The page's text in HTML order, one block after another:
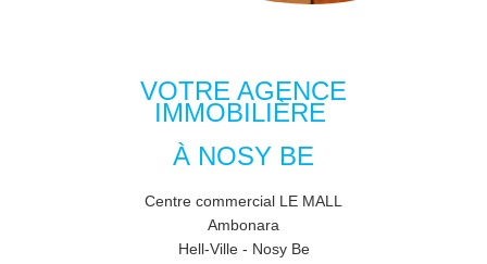
VOTRE AGENCE
IMMOBILIÈRE
À NOSY BE
Centre commercial LE MALL
Ambonara
Hell-Ville - Nosy Be